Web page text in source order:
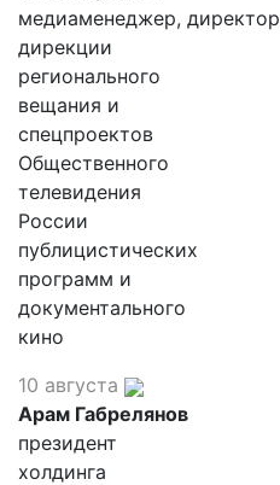
медиаменеджер, директор
дирекции
регионального
вещания и
спецпроектов
Общественного
телевидения
России
публицистических
программ и
документального
кино
10 августа
Арам Габрелянов
президент
холдинга